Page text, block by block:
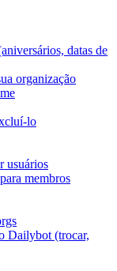
datas de
organização
lo
usuários
membros
Dailybot (trocar,